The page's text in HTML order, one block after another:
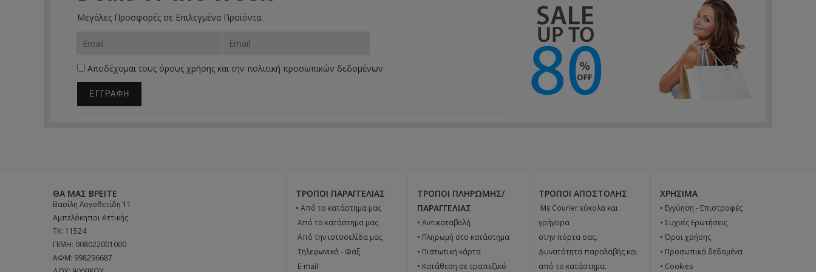
Μεγάλες Προσφορές σε Επιλεγμένα Προϊόντα.
Αποδέχομαι τους όρους χρήσης και την πολιτική προσωπικών δεδομένων
ΕΓΓΡΑΦΗ
ΘΑ ΜΑΣ ΒΡΕΊΤΕ
Βασίλη Λογοθετίδη 11
Αμπελόκηποι Αττικής
ΤΚ: 11524
ΓΕΜΗ: 008022001000
ΑΦΜ: 998296687
ΤΡΌΠΟΙ ΠΑΡΑΓΓΕΛΊΑΣ
• Από το κατάστημα μας
 Από το κατάστημα μας
 Από την ιστοσελίδα μας
 Tηλεφωνικά - Φαξ
 E-mail
ΤΡΌΠΟΙ ΠΛΗΡΩΜΉΣ/
ΠΑΡΑΓΓΕΛΊΑΣ
• Αντικαταβολή
• Πληρωμή στο κατάστημα
• Πιστωτική κάρτα
• Κατάθεση σε τραπεζικό
ΤΡΌΠΟΙ ΑΠΟΣΤΟΛΉΣ
 Με Courier εύκολα και
γρήγορα
στην πόρτα σας.
Δυνατότητα παραλαβής και
από το κατάστημα.
ΧΡΉΣΙΜΑ
• Εγγύηση - Επιστροφές
• Συχνές Ερωτήσεις
• Όροι χρήσης
• Προσωπικά δεδομένα
• Cookies